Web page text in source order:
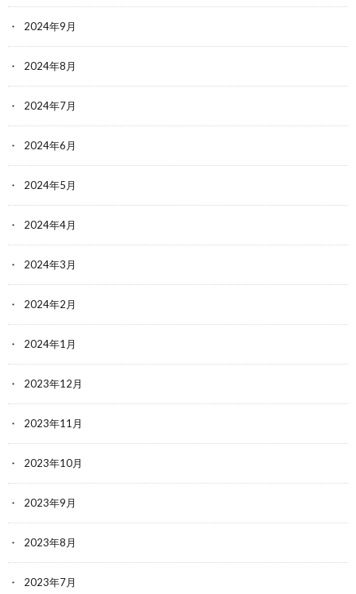
2024年9月
2024年8月
2024年7月
2024年6月
2024年5月
2024年4月
2024年3月
2024年2月
2024年1月
2023年12月
2023年11月
2023年10月
2023年9月
2023年8月
2023年7月